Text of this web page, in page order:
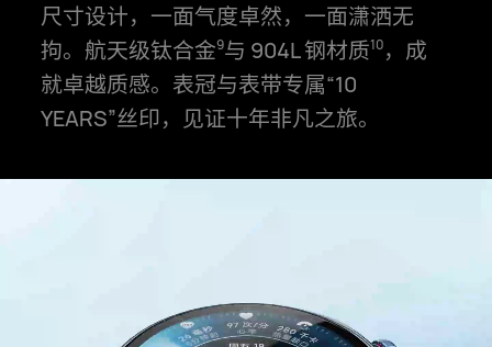
尺寸设计，一面气度卓然，一面潇洒无
拘。航天级钛合金⁠9与 904L 钢材⁠质⁠10，成
就卓越质感。表冠与表带专⁠属“10
YEARS”丝印，见证十年非凡之⁠旅。